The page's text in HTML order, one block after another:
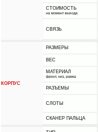
СТОИМОСТЬ
на момент выхода
СВЯЗЬ
КОРПУС
РАЗМЕРЫ
ВЕС
МАТЕРИАЛ
фронт, низ, рамка
РАЗЪЕМЫ
СЛОТЫ
СКАНЕР ПАЛЬЦА